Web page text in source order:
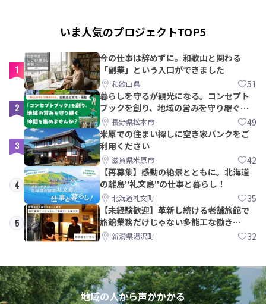
いま人気のプロジェクトTOP5
1
今の仕事は辞めずに。和歌山と関わる
「副業」という入口ができました
和歌山県 51
2
暮らしを守るが観光になる。コンセプト
ブックを創り、地域の営みを守り継ぐ仲
間を集めませんか？
長野県松本市 49
3
米原での住まい探しに空き家バンクをご
利用ください
滋賀県米原市 42
4
【再募集】感動の絶景とともに。北海道
の離島"礼文島"の仕事と暮らし！
北海道礼文町 35
5
【未経験歓迎】革新し続ける老舗旅館で
旅館業務だけじゃない多能工な働き
方。 株式会社いせん
新潟県湯沢町 32
地域の人から声がかかる